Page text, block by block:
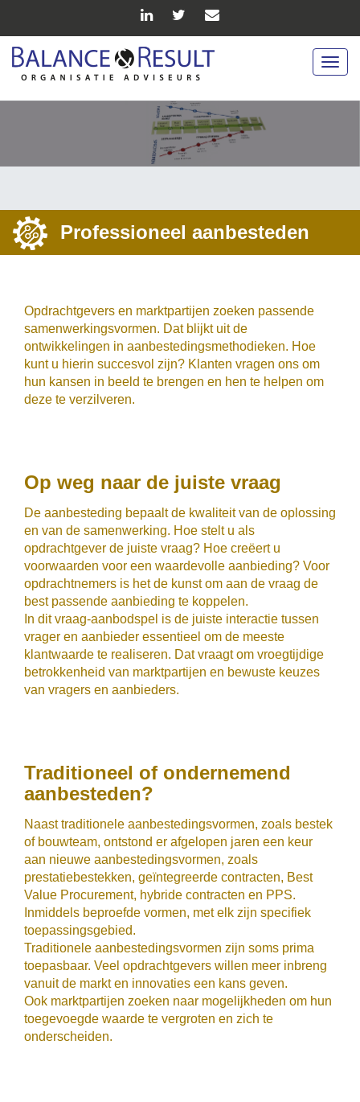
Professioneel aanbesteden
Opdrachtgevers en marktpartijen zoeken passende
samenwerkingsvormen. Dat blijkt uit de
ontwikkelingen in aanbestedingsmethodieken. Hoe
kunt u hierin succesvol zijn? Klanten vragen ons om
hun kansen in beeld te brengen en hen te helpen om
deze te verzilveren.
Op weg naar de juiste vraag
De aanbesteding bepaalt de kwaliteit van de oplossing
en van de samenwerking. Hoe stelt u als
opdrachtgever de juiste vraag? Hoe creëert u
voorwaarden voor een waardevolle aanbieding? Voor
opdrachtnemers is het de kunst om aan de vraag de
best passende aanbieding te koppelen.
In dit vraag-aanbodspel is de juiste interactie tussen
vrager en aanbieder essentieel om de meeste
klantwaarde te realiseren. Dat vraagt om vroegtijdige
betrokkenheid van marktpartijen en bewuste keuzes
van vragers en aanbieders.
Traditioneel of ondernemend
aanbesteden?
Naast traditionele aanbestedingsvormen, zoals bestek
of bouwteam, ontstond er afgelopen jaren een keur
aan nieuwe aanbestedingsvormen, zoals
prestatiebestekken, geïntegreerde contracten, Best
Value Procurement, hybride contracten en PPS.
Inmiddels beproefde vormen, met elk zijn specifiek
toepassingsgebied.
Traditionele aanbestedingsvormen zijn soms prima
toepasbaar. Veel opdrachtgevers willen meer inbreng
vanuit de markt en innovaties een kans geven.
Ook marktpartijen zoeken naar mogelijkheden om hun
toegevoegde waarde te vergroten en zich te
onderscheiden.